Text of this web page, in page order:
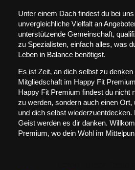
Unter einem Dach findest du bei
unvergleichliche Vielfalt an
unterstützende Gemeinschaft,
zu Spezialisten, einfach alles, was
Leben in Balance benötigst.
Es ist Zeit, an dich selbst zu denken
Mitgliedschaft im Happy Fit
Happy Fit Premium findest du nicht
zu werden, sondern auch einen Ort,
und dich selbst wiederzuentdecken.
Geist werden es dir danken.
Premium, wo dein Wohl im